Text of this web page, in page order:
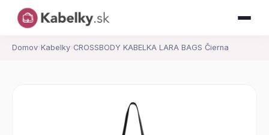
Domov› Kabelky› CROSSBODY KABELKA LARA BAGS Čierna